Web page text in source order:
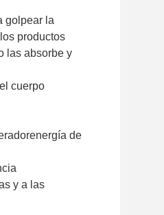
golpear la
productos
las absorbe y
cuerpo
energía de
y a las